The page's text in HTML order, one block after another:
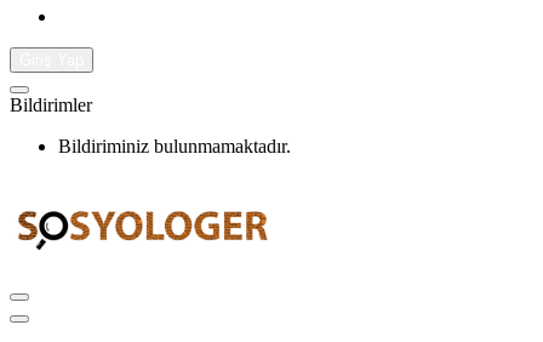
Bildirimler
Bildiriminiz bulunmamaktadır.